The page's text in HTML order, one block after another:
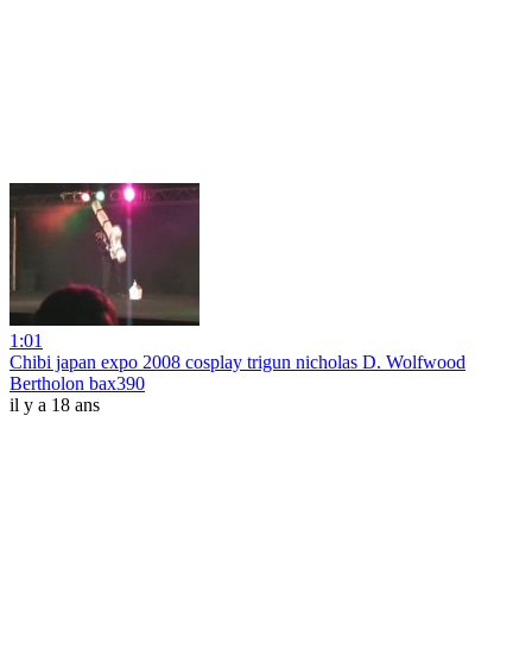
1:01
Chibi japan expo 2008 cosplay trigun nicholas D. Wolfwood
Bertholon bax390
il y a 18 ans